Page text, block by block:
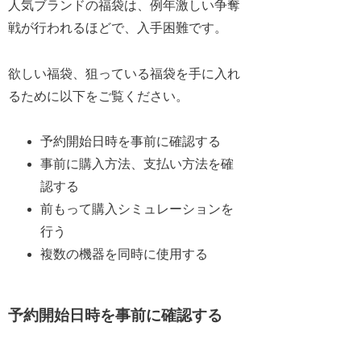
人気ブランドの福袋は、例年激しい争奪
戦が行われるほどで、入手困難です。
欲しい福袋、狙っている福袋を手に入れ
るために以下をご覧ください。
予約開始日時を事前に確認する
事前に購入方法、支払い方法を確
認する
前もって購入シミュレーションを
行う
複数の機器を同時に使用する
予約開始日時を事前に確認する